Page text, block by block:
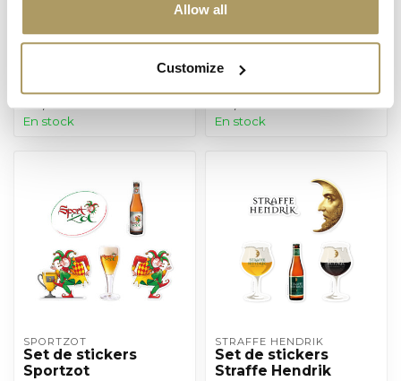
Allow all
Customize
BRUGSE ZOT
€3,50
En stock
BRUGSE ZOT
Brugse Zot
€3,00
En stock
SPORTZOT
Set de stickers
Sportzot
STRAFFE HENDRIK
Set de stickers
Straffe Hendrik